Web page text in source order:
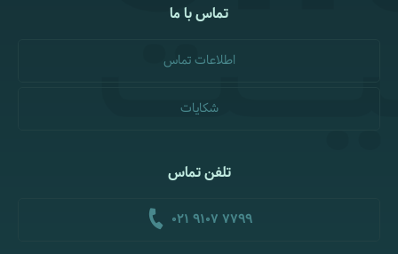
تماس با ما
اطلاعات تماس
شکایات
تلفن تماس
021 9107 7799